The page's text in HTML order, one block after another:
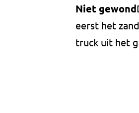
Niet gewond
eerst het
truck uit het